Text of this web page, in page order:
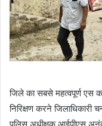
जिले का सबसे महत्वपूर्ण एस
निरिक्षण करने जिलाधिकारी